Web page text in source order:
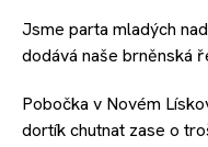
Jsme parta mladých
dodává naše brněnská
Pobočka v Novém
dortík chutnat zase o